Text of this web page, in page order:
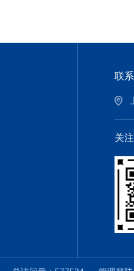
联
关